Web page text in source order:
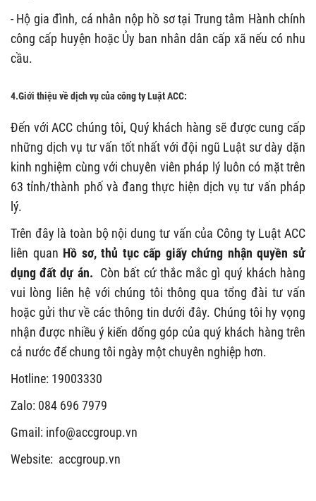
- Hộ gia đình, cá nhân nộp hồ sơ tại Trung tâm Hành chính
công cấp huyện hoặc Ủy ban nhân dân cấp xã nếu có nhu
cầu.
4.Giới thiệu về dịch vụ của công ty Luật ACC:
Đến với ACC chúng tôi, Quý khách hàng sẽ được cung cấp
những dịch vụ tư vấn tốt nhất với đội ngũ Luật sư dày dặn
kinh nghiệm cùng với chuyên viên pháp lý luôn có mặt trên
63 tỉnh/thành phố và đang thực hiện dịch vụ tư vấn pháp
lý.
Trên đây là toàn bộ nội dung tư vấn của Công ty Luật ACC
liên quan Hồ sơ, thủ tục cấp giấy chứng nhận quyền sử
dụng đất dự án. Còn bất cứ thắc mắc gì quý khách hàng
vui lòng liên hệ với chúng tôi thông qua tổng đài tư vấn
hoặc gửi thư về các thông tin dưới đây. Chúng tôi hy vọng
nhận được nhiều ý kiến dống góp của quý khách hàng trên
cả nước để chung tôi ngày một chuyên nghiệp hơn.
Hotline: 19003330
Zalo: 084 696 7979
Gmail: info@accgroup.vn
Website: accgroup.vn